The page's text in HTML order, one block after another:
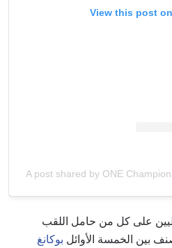
View this post
A post shared by ONE
على كل من حامل اللقب
بين الخمسة الأوائل بوكانغ